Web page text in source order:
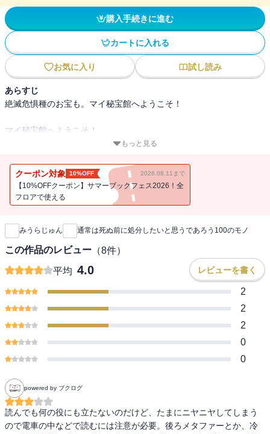
購入手続きに進む
カートに入れる
お気に入り 試し読み
あらすじ
絶滅危惧種のお宝も。マイ秘宝館へようこそ！
マイ秘宝館へようこそ！
ションから、長年お世話になった写真集やビデオまで。還暦を過ぎ
て、一般的には生前整理をし始める年齢となった著者なのに、どう
しても捨てられずに残している「いやら収集品」100点を軽妙なエッ
近い将来、民俗学的に貴重な資料になるかも!?
＊タマタマがとんでもなくデカいタヌキの置物
＊セクシーな二股大根グッズ
＊ヌードになるボールペン
もっと見る
クーポン対象 10%OFF 2026.08.11まで
【10%OFFクーポン】サマーブックフェス2026！全
フロアで使える
新刊通知
みうらじゅん 通常は死ぬ前に処分したいと思うであろう100のモノ
この作品のレビュー （8件）
平均 4.0 レビューを書く
2
2
2
0
0
powered by ブクログ
読んでも何の役にも立たないのだけど、たまにニヤニヤしてしまう
ので電車の中などで読むには注意が必要。後ろメタファーとか、冷